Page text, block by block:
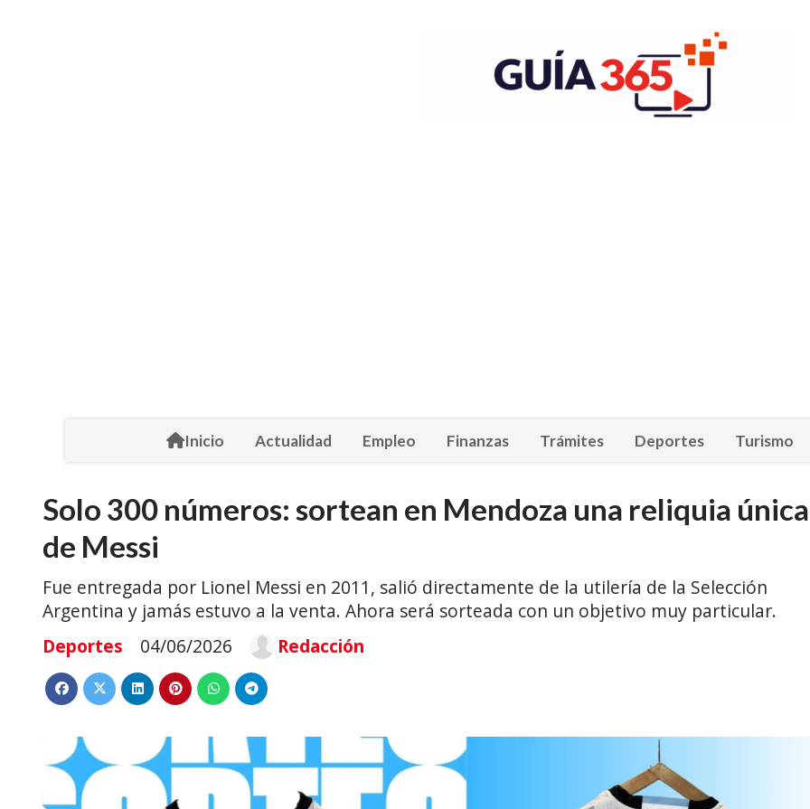
Inicio Actualidad Empleo Finanzas Trámites Deportes Turismo
Solo 300 números: sortean en Mendoza una reliquia única
de Messi
Fue entregada por Lionel Messi en 2011, salió directamente de la utilería de la Selección
Argentina y jamás estuvo a la venta. Ahora será sorteada con un objetivo muy particular.
Deportes
04/06/2026 Redacción